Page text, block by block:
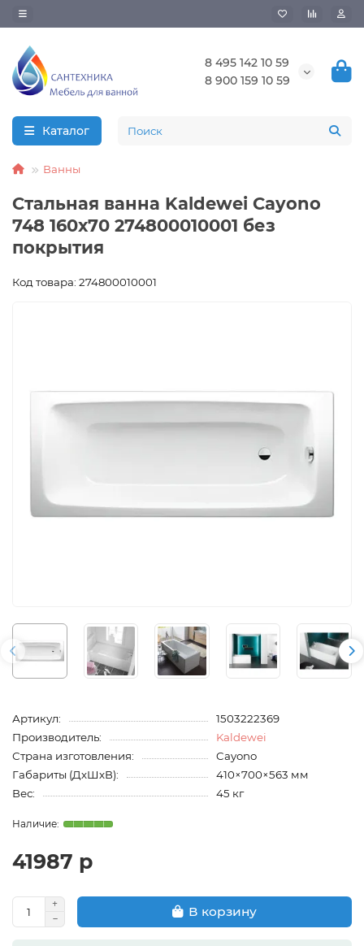
8 495 142 10 59
8 900 159 10 59
Каталог
Ванны
Стальная ванна Kaldewei Cayono
748 160х70 274800010001 без
покрытия
Код товара: 274800010001
Артикул:
1503222369
Производитель:
Kaldewei
Страна изготовления:
Cayono
Габариты (ДхШхВ):
410×700×563 мм
Вес:
45 кг
41987 р
В корзину